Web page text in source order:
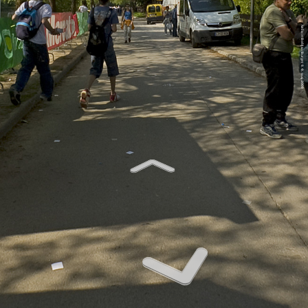
Neža in Boštjan Burger, 8.-9. maj 2009